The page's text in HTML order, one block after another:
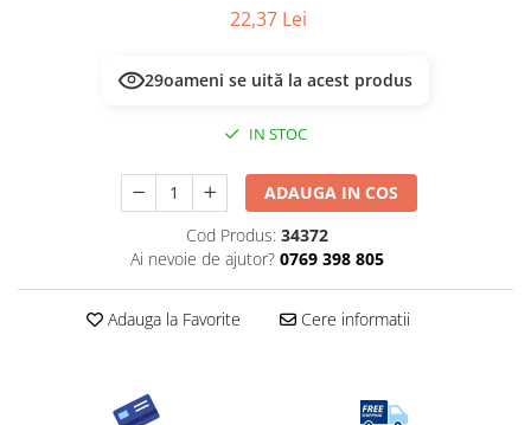
22,37 Lei
29oameni se uită la acest produs
IN STOC
ADAUGA IN COS
Cod Produs: 34372
Ai nevoie de ajutor? 0769 398 805
Adauga la Favorite Cere informatii